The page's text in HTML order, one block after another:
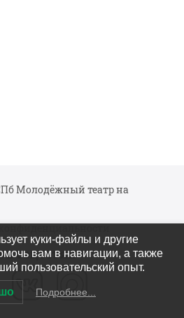
Молодёжный театр на
соцсетях
куки-файлы и другие
вам в навигации, а также
пользовательский опыт.
Подробнее...